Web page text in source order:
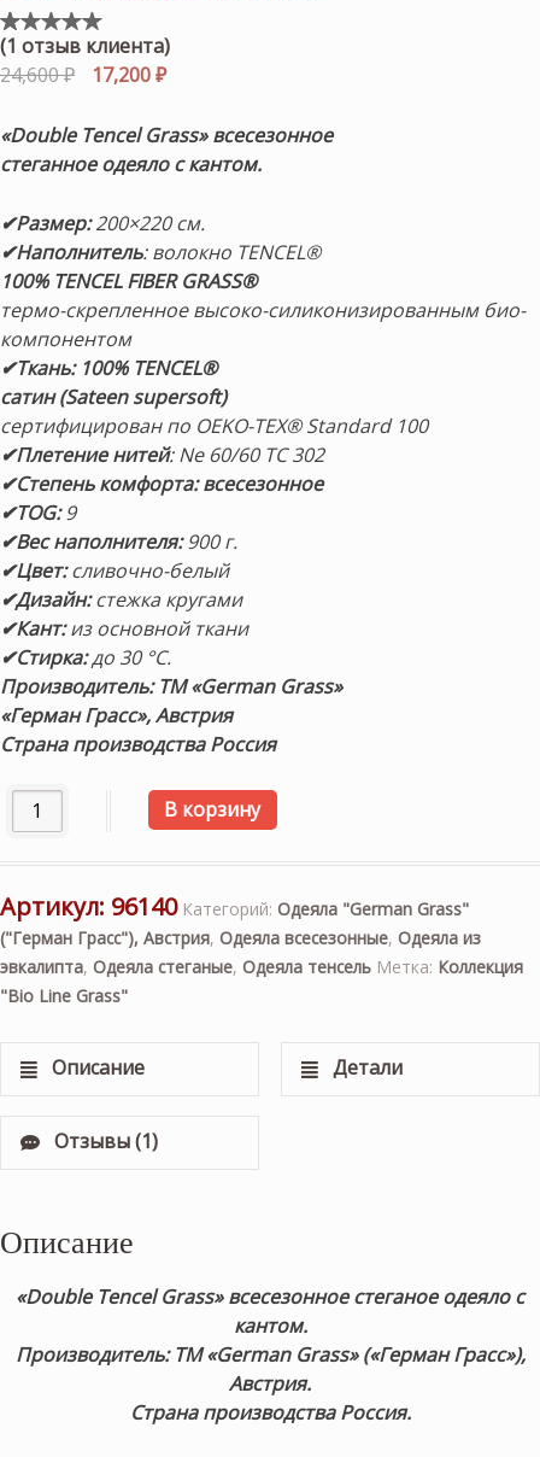
Рейтинг
5.00
из
5 на основе
1
пользователя
(1 отзыв клиента)
24,600₽
Первоначальная
составляла
24,600 ₽.
17,200₽Текущая
17,200 ₽.
«Double Tencel Grass» всесезонное
стеганное одеяло с кантом.
✔Размер:200×220 см.
✔Наполнитель: волокно TENCEL®
100% TENCEL FIBER GRASS®
термо-скрепленное высоко-силиконизированным био-
компонентом
✔Ткань: 100% TENCEL®
сатин (Sateen supersoft)
сертифицирован по OEKO-TEX® Standard 100
✔Плетение нитей:Ne 60/60 TC 302
✔Степень комфорта: всесезонное
✔TOG:9
✔Вес наполнителя:900 г.
✔Цвет:сливочно-белый
✔Дизайн:стежка кругами
✔Кант:из основной ткани
✔Стирка:до 30 °С.
Производитель: ТМ «German Grass»
«Герман Грасс», Австрия
Страна производства Россия
Количество товара «Double Tencel Grass» 200×220см.
В корзину
Артикул: 96140 Категорий: Одеяла "German Grass"
("Герман Грасс"), Австрия, Одеяла всесезонные, Одеяла из
эвкалипта, Одеяла стеганые, Одеяла тенсель Метка: Коллекция
"Bio Line Grass"
Описание Детали
Отзывы (1)
Описание
«Double Tencel Grass» всесезонное стеганое одеяло с
кантом.
Производитель: ТМ «German Grass» («Герман Грасс»),
Австрия.
Страна производства Россия.